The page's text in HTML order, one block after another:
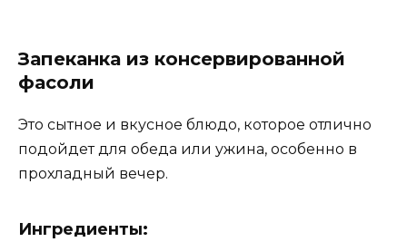
Запеканка из консервированной
фасоли
Это сытное и вкусное блюдо, которое отлично
подойдет для обеда или ужина, особенно в
прохладный вечер.
Ингредиенты: